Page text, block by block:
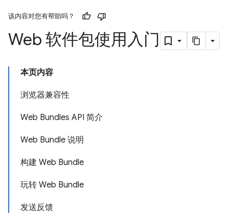
该内容对您有帮助吗？
Web 软件包使用入门
本页内容
浏览器兼容性
Web Bundles API 简介
Web Bundle 说明
构建 Web Bundle
玩转 Web Bundle
发送反馈